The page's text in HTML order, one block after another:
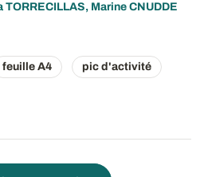
TORRECILLAS, Marine CNUDDE
feuille A4 pic d'activité